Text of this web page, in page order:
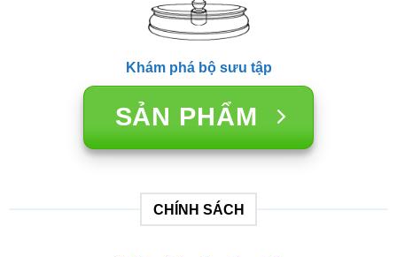
Khám phá bộ sưu tập
SẢN PHẨM
CHÍNH SÁCH